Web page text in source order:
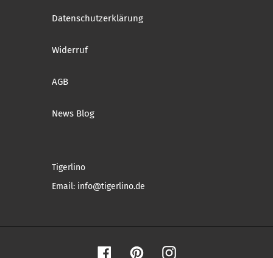
Datenschutzerklärung
Widerruf
AGB
News Blog
Tigerlino
Email: info@tigerlino.de
FacebookPinterestInstagram